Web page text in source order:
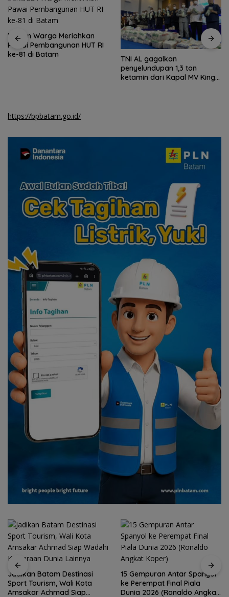
Ribuan Warga Meriahkan
Pawai Pembangunan HUT RI
ke-81 di Batam
TNI AL gagalkan
penyelundupan 1,3 ton
ketamin dari Kapal MV King
https://bpbatam.go.id/
Jadikan Batam Destinasi
Sport Tourism, Wali Kota
Amsakar Achmad Siap
15 Gempuran Antar Spanyol
ke Perempat Final Piala
Dunia 2026 (Ronaldo Angkat